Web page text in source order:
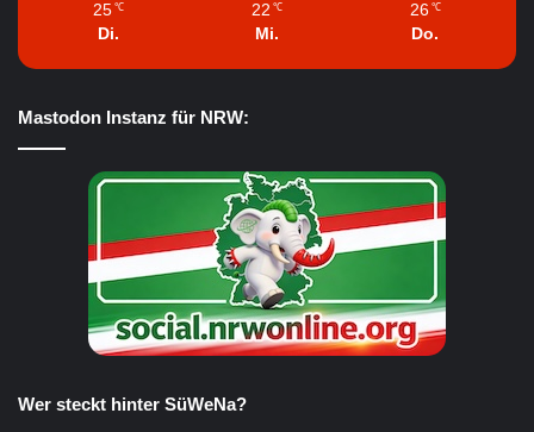
25 ℃
Di.
22 ℃
Mi.
26 ℃
Do.
Mastodon Instanz für NRW:
Wer steckt hinter SüWeNa?